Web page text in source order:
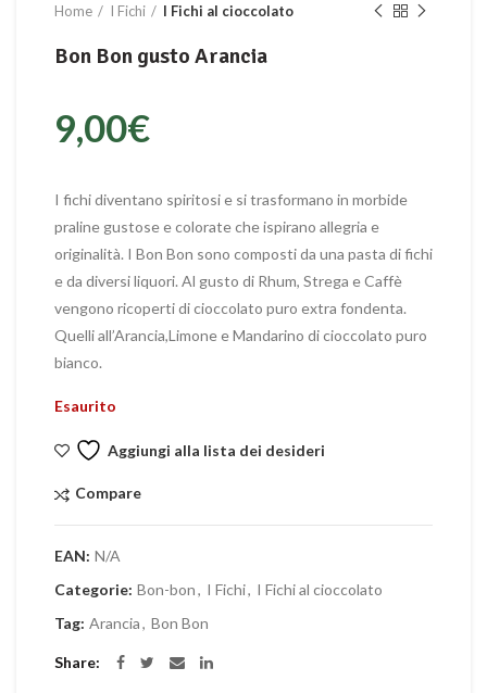
Home I Fichi I Fichi al cioccolato
Bon Bon gusto Arancia
9,00€
I fichi diventano spiritosi e si trasformano in morbide
praline gustose e colorate che ispirano allegria e
originalità. I Bon Bon sono composti da una pasta di fichi
e da diversi liquori. Al gusto di Rhum, Strega e Caffè
vengono ricoperti di cioccolato puro extra fondenta.
Quelli all’Arancia,Limone e Mandarino di cioccolato puro
bianco.
Esaurito
Aggiungi alla lista dei desideri
Compare
EAN: N/A
Categorie: Bon-bon, I Fichi, I Fichi al cioccolato
Tag: Arancia, Bon Bon
Share